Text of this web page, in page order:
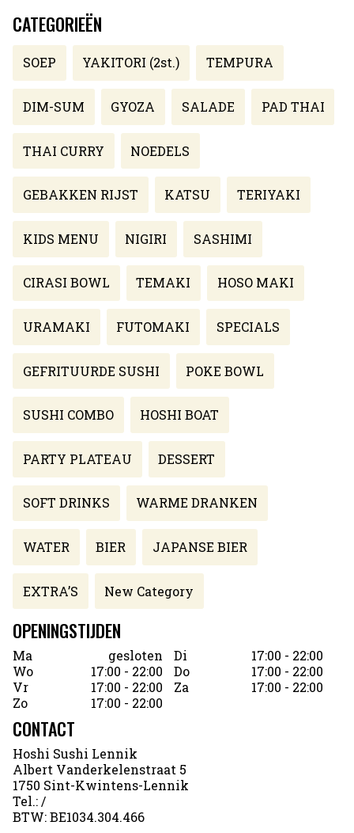
CATEGORIEËN
SOEP YAKITORI (2st.) TEMPURA
DIM-SUM GYOZA SALADE PAD THAI
THAI CURRY NOEDELS
GEBAKKEN RIJST KATSU TERIYAKI
KIDS MENU NIGIRI SASHIMI
CIRASI BOWL TEMAKI HOSO MAKI
URAMAKI FUTOMAKI SPECIALS
GEFRITUURDE SUSHI POKE BOWL
SUSHI COMBO HOSHI BOAT
PARTY PLATEAU DESSERT
SOFT DRINKS WARME DRANKEN
WATER BIER JAPANSE BIER
EXTRA’S New Category
OPENINGSTIJDEN
Ma gesloten Di
17:00 - 22:00
Wo
17:00 - 22:00 Do
17:00 - 22:00
Vr
17:00 - 22:00 Za
17:00 - 22:00
Zo
17:00 - 22:00
CONTACT
Hoshi Sushi Lennik
Albert Vanderkelenstraat 5
1750 Sint-Kwintens-Lennik
Tel.:/
BTW:BE1034.304.466